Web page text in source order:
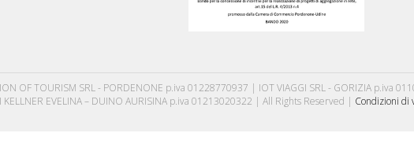
OF TOURISM SRL - PORDENONE p.iva 01228770937 | IOT VIAGGI SRL - GORIZIA p.iva
EVELINA – DUINO AURISINA p.iva 01213020322 | All Rights Reserved | Condizioni di